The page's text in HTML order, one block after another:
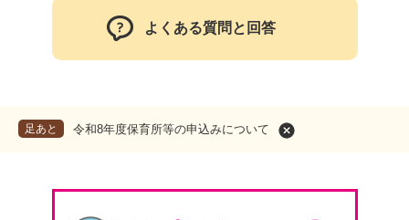
よくある質問と回答
足あと 令和8年度保育所等の申込みについて